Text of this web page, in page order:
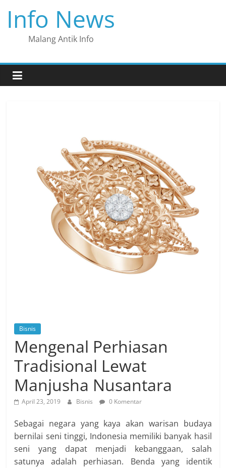
content
Info News
Malang Antik Info
Bisnis
Mengenal Perhiasan
Tradisional Lewat
Manjusha Nusantara
April 23, 2019 Bisnis 0 Komentar
Sebagai negara yang kaya akan warisan budaya
bernilai seni tinggi, Indonesia memiliki banyak hasil
seni yang dapat menjadi kebanggaan, salah
satunya adalah perhiasan. Benda yang identik